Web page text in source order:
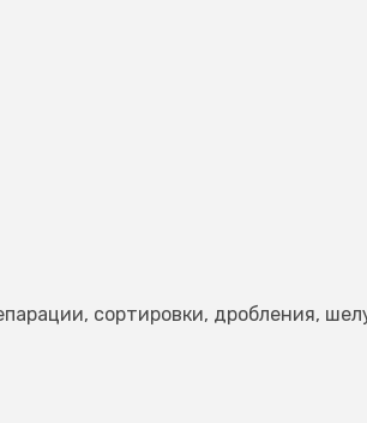
сортировки, дробления,